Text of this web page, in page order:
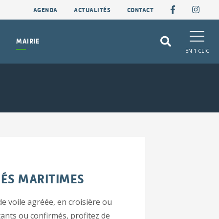
AGENDA ACTUALITÉS CONTACT
MAIRIE
EN 1 CLIC
MARITIMES
voile agréée, en croisière ou
ou confirmés, profitez de